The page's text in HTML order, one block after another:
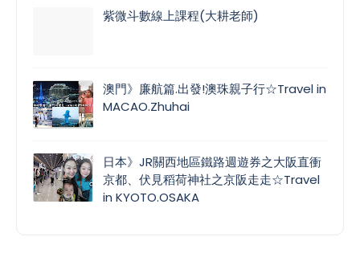
紫微斗數線上課程(大耕老師)
澳門》廉航篇.出發!澳珠親子行☆Travel in
MACAO.Zhuhai
日本》JR關西地區鐵路週遊券之大阪直衝
京都、伏見稻荷神社之京阪走走☆Travel
in KYOTO.OSAKA